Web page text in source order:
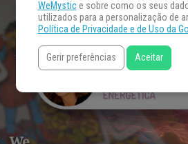
WeMystice sobre como os seus
utilizados para a personalização de
Política de Privacidade e de Uso da
Gerir preferências Aceitar